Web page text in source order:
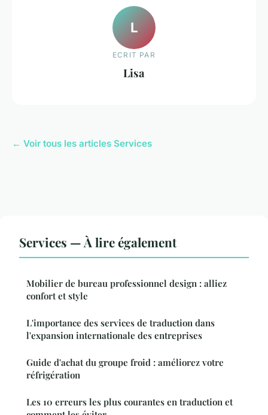
L
ECRIT PAR
Lisa
← Voir tous les articles Services
Services — À lire également
Mobilier de bureau professionnel design : alliez
confort et style
L'importance des services de traduction dans
l'expansion internationale des entreprises
Guide d'achat du groupe froid : améliorez votre
réfrigération
Les 10 erreurs les plus courantes en traduction et